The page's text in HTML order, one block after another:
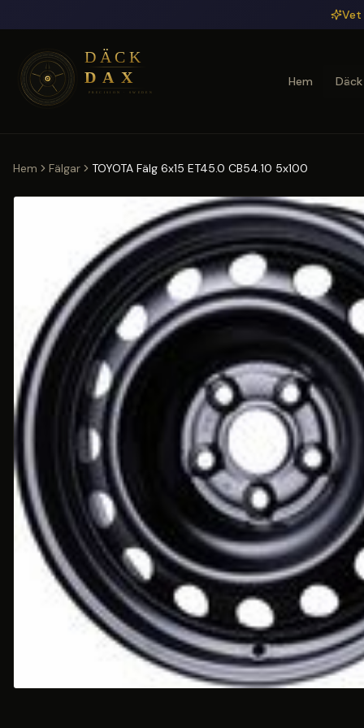
Vet
Hem Däck
Hem Fälgar TOYOTA Fälg 6x15 ET45.0 CB54.10 5x100